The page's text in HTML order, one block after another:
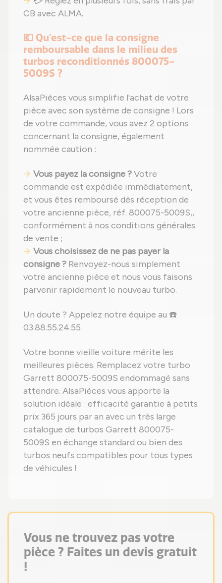
CB avec ALMA.
💶 Qu'est-ce que la consigne
remboursable dans le milieu des
turbos reconditionnés 800075-
5009S ?
AlsaPièces vous simplifie l'achat de votre
pièce avec son système de consigne ! Lors
de votre commande, vous avez 2 options
concernant la consigne, également
nommée caution :
Vous payez la consigne ?Votre
commande est expédiée immédiatement,
et vous êtes remboursé dès réception de
votre ancienne pièce, réf. 800075-5009S,,
conformément à nos conditions générales
de vente ;
Vous choisissez de ne pas payer la
consigne ? Renvoyez-nous simplement
votre ancienne pièce et nous vous faisons
parvenir rapidement le nouveau turbo.
Un doute ? Appelez notre équipe au ☎️
03.88.55.24.55
Votre bonne vieille voiture mérite les
meilleures pièces. Remplacez votre turbo
Garrett 800075-5009S endommagé sans
attendre. AlsaPièces vous apporte la
solution idéale : efficacité garantie à petits
prix 365 jours par an avec un très large
catalogue de turbos Garrett 800075-
5009S en échange standard ou bien des
turbos neufs compatibles pour tous types
de véhicules !
Vous ne trouvez pas votre
pièce ? Faites un devis gratuit
!